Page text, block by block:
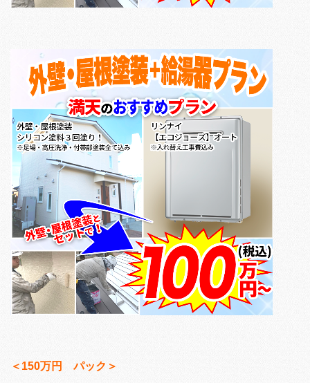
＜150万円 パック＞